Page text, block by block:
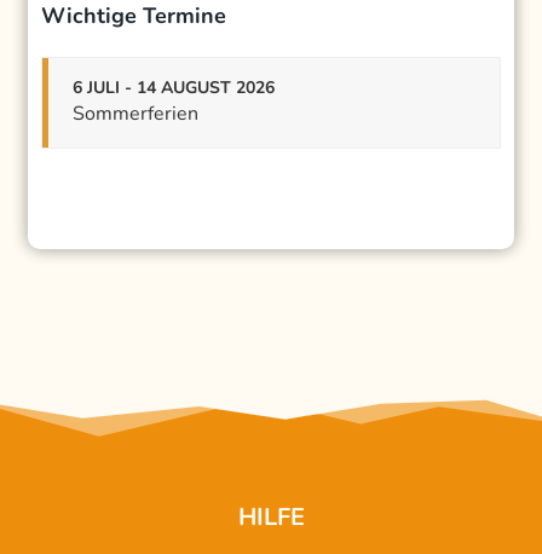
Wichtige Termine
6 JULI - 14 AUGUST 2026
Sommerferien
HILFE